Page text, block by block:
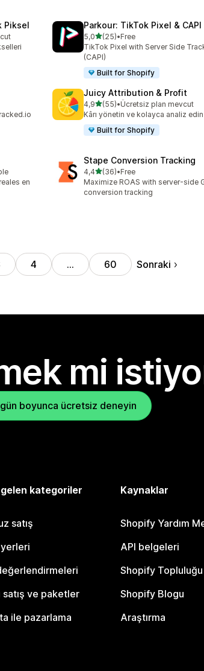
Piksel Parkour: TikTok Pixel & CAPI
5,05 yıldız üzerinden
(25)
toplam 25 değerlendirme
•Free
TikTok Pixel with Server Side
(CAPI)
Built for Shopify
Juicy Attribution & Profit
4,95 yıldız üzerinden
(55)
toplam 55 değerlendirme
•Ücretsiz plan mevcut
Kârı yönetin ve kolayca analiz edin
Built for Shopify
en
Stape Conversion Tracking
4,45 yıldız üzerinden
(36)
toplam 36 değerlendirme
•Free
Maximize ROAS with server-side
conversion tracking
4 … 60 Sonraki
mi
boyunca ücretsiz deneyin
kategoriler
satış
satış ve paketler
ile pazarlama
Kaynaklar
Shopify Yardım
API belgeleri
Shopify Topluluğu
Shopify Blogu
Araştırma